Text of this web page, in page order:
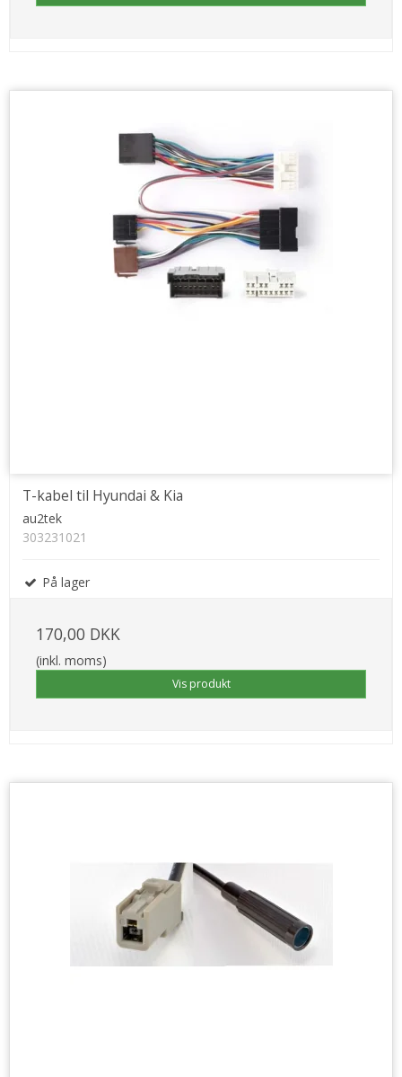
T-kabel til Hyundai & Kia
au2tek
303231021
På lager
170,00 DKK
(inkl. moms)
Vis produkt